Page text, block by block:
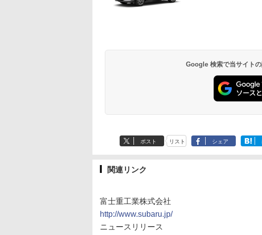
Google 検索で当サイト
ポスト リスト シェア
関連リンク
富士重工業株式会社
http://www.subaru.jp/
ニュースリリース